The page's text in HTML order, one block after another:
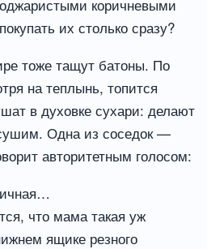
коричневыми
их столько сразу?
тоже тащут батоны. По
на теплынь, топится
в духовке сухари: делают
Одна из соседок —
авторитетным голосом:
что мама такая уж
ящике резного